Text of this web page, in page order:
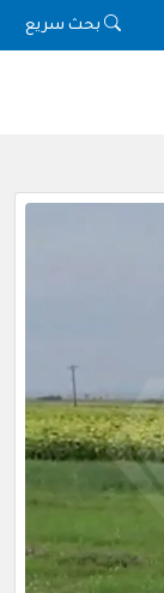
بحث سريع